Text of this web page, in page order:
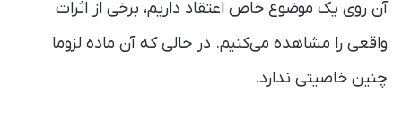
آن روی یک موضوع خاص اعتقاد داریم، برخی از اثرات
واقعی را مشاهده می‌کنیم. در حالی که آن ماده لزوما
چنین خاصیتی ندارد.